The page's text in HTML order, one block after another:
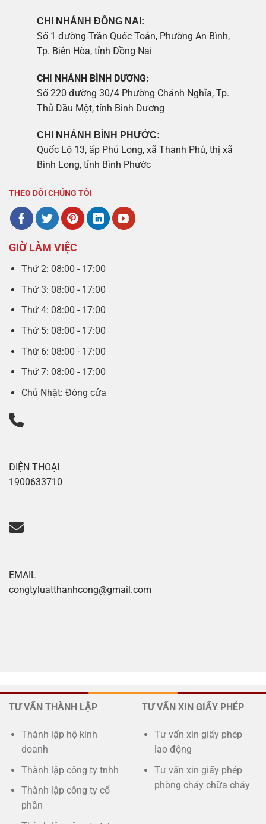
CHI NHÁNH ĐỒNG NAI:
Số 1 đường Trần Quốc Toản, Phường An Bình,
Tp. Biên Hòa, tỉnh Đồng Nai
CHI NHÁNH BÌNH DƯƠNG:
Số 220 đường 30/4 Phường Chánh Nghĩa, Tp.
Thủ Dầu Một, tỉnh Bình Dương
CHI NHÁNH BÌNH PHƯỚC:
Quốc Lộ 13, ấp Phú Long, xã Thanh Phú, thị xã
Bình Long, tỉnh Bình Phước
THEO DÕI CHÚNG TÔI
GIỜ LÀM VIỆC
Thứ 2: 08:00 - 17:00
Thứ 3: 08:00 - 17:00
Thứ 4: 08:00 - 17:00
Thứ 5: 08:00 - 17:00
Thứ 6: 08:00 - 17:00
Thứ 7: 08:00 - 17:00
Chủ Nhật: Đóng cửa
ĐIỆN THOẠI
1900633710
EMAIL
congtyluatthanhcong@gmail.com
TƯ VẤN THÀNH LẬP
Thành lập hộ kinh
doanh
Thành lập công ty tnhh
Thành lập công ty cổ
phần
TƯ VẤN XIN GIẤY PHÉP
Tư vấn xin giấy phép
lao động
Tư vấn xin giấy phép
phòng cháy chữa cháy